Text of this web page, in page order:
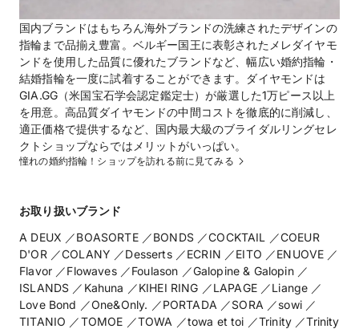
国内ブランドはもちろん海外ブランドの洗練されたデザインの
指輪まで品揃え豊富。ベルギー国王に表彰されたメレダイヤモ
ンドを使用した品質に優れたブランドなど、幅広い婚約指輪・
結婚指輪を一度に試着することができます。ダイヤモンドは
GIA.GG（米国宝石学会認定鑑定士）が厳選した1万ピース以上
を用意。高品質ダイヤモンドの中間コストを徹底的に削減し、
適正価格で提供するなど、国内最大級のブライダルリングセレ
クトショップならではメリットがいっぱい。
憧れの婚約指輪！ショップを訪れる前に見てみる
お取り扱いブランド
A DEUX ／BOASORTE ／BONDS ／COCKTAIL ／COEUR
D'OR ／COLANY ／Desserts ／ECRIN ／EITO ／ENUOVE ／
Flavor ／Flowaves ／Foulason ／Galopine & Galopin ／
ISLANDS ／Kahuna ／KIHEI RING ／LAPAGE ／Liange ／
Love Bond ／One&Only. ／PORTADA ／SORA ／sowi ／
TITANIO ／TOMOE ／TOWA ／towa et toi ／Trinity ／Trinity